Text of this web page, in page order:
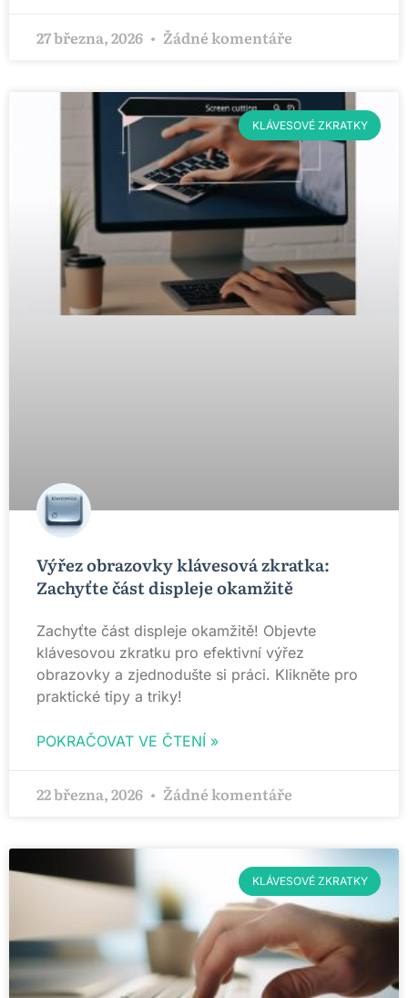
27 března, 2026 Žádné komentáře
KLÁVESOVÉ ZKRATKY
Výřez obrazovky klávesová zkratka:
Zachyťte část displeje okamžitě
Zachyťte část displeje okamžitě! Objevte
klávesovou zkratku pro efektivní výřez
obrazovky a zjednodušte si práci. Klikněte pro
praktické tipy a triky!
POKRAČOVAT VE ČTENÍ »
22 března, 2026 Žádné komentáře
KLÁVESOVÉ ZKRATKY